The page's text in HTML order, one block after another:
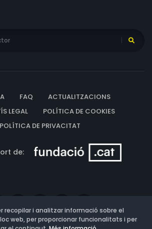
FAQ
ACTUALITZACIONS
LEGAL
POLÍTICA DE COOKIES
POLÍTICA DE PRIVACITAT
de:
recopilar i analitzar informació sobre el
web, per proporcionar funcionalitats i per